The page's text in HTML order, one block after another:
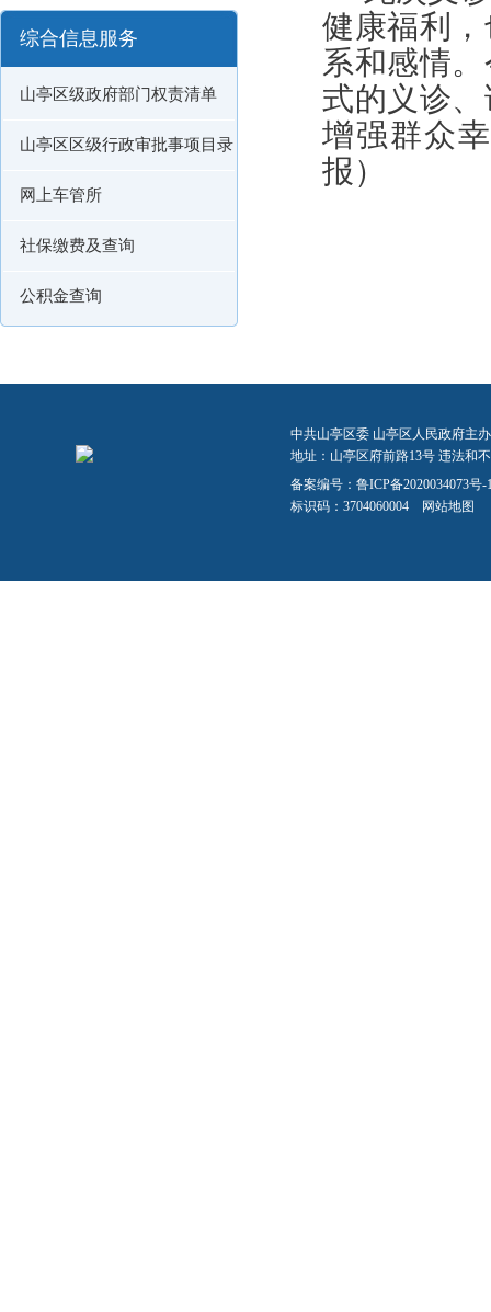
综合信息服务
山亭区级政府部门权责清单
山亭区区级行政审批事项目录
网上车管所
社保缴费及查询
公积金查询
健康福利
系和感情
式的义诊
增强群众
报）
中共山亭区委 山亭区人民政府主
地址：山亭区府前路13号 违法和
备案编号： 鲁ICP备2020034073号-
标识码：3704060004 网站地图